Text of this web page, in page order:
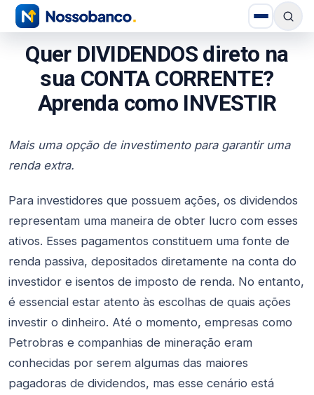
Quer DIVIDENDOS direto na
sua CONTA CORRENTE?
Aprenda como INVESTIR
Mais uma opção de investimento para garantir uma
renda extra.
Para investidores que possuem ações, os dividendos
representam uma maneira de obter lucro com esses
ativos. Esses pagamentos constituem uma fonte de
renda passiva, depositados diretamente na conta do
investidor e isentos de imposto de renda. No entanto,
é essencial estar atento às escolhas de quais ações
investir o dinheiro. Até o momento, empresas como
Petrobras e companhias de mineração eram
conhecidas por serem algumas das maiores
pagadoras de dividendos, mas esse cenário está